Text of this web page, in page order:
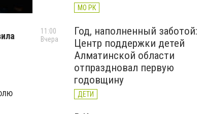
МО РК
Год, наполненный заботой:
Центр поддержки детей
Алматинской области
отпраздновал первую
годовщину
ДЕТИ
11:00
Вчера